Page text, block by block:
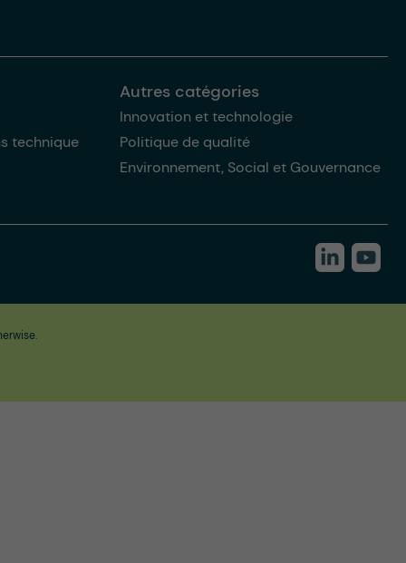
technique
Autres catégories
Innovation et technologie
Politique de qualité
Environnement, Social et Gouvernance